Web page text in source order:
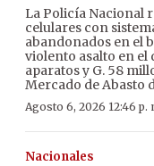
La Policía Nacional
celulares con
abandonados en el
violento asalto en el
aparatos y G. 58
Mercado de Abasto
Agosto 6, 2026 12:46 p.
Nacionales